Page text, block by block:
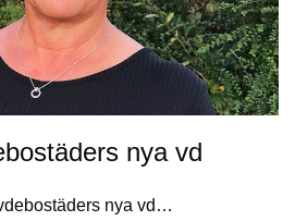
nya vd
nya vd…